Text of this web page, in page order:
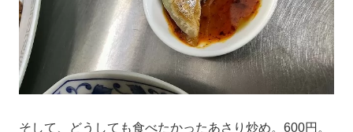
そして、どうしても食べたかったあさり炒め。600円。